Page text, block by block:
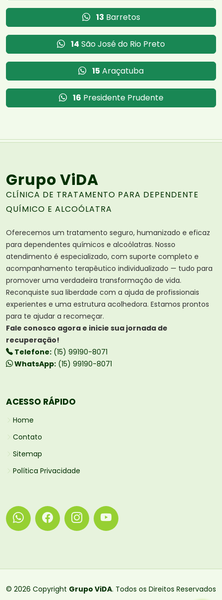
13 Barretos
14 São José do Rio Preto
15 Araçatuba
16 Presidente Prudente
Grupo ViDA
CLÍNICA DE TRATAMENTO PARA DEPENDENTE
QUÍMICO E ALCOÓLATRA
Oferecemos um tratamento seguro, humanizado e eficaz
para dependentes químicos e alcoólatras. Nosso
atendimento é especializado, com suporte completo e
acompanhamento terapêutico individualizado — tudo para
promover uma verdadeira transformação de vida.
Reconquiste sua liberdade com a ajuda de profissionais
experientes e uma estrutura acolhedora. Estamos prontos
para te ajudar a recomeçar.
Fale conosco agora e inicie sua jornada de
recuperação!
Telefone: (15) 99190-8071
WhatsApp: (15) 99190-8071
ACESSO RÁPIDO
Home
Contato
Sitemap
Política Privacidade
© 2026 Copyright Grupo ViDA. Todos os Direitos Reservados